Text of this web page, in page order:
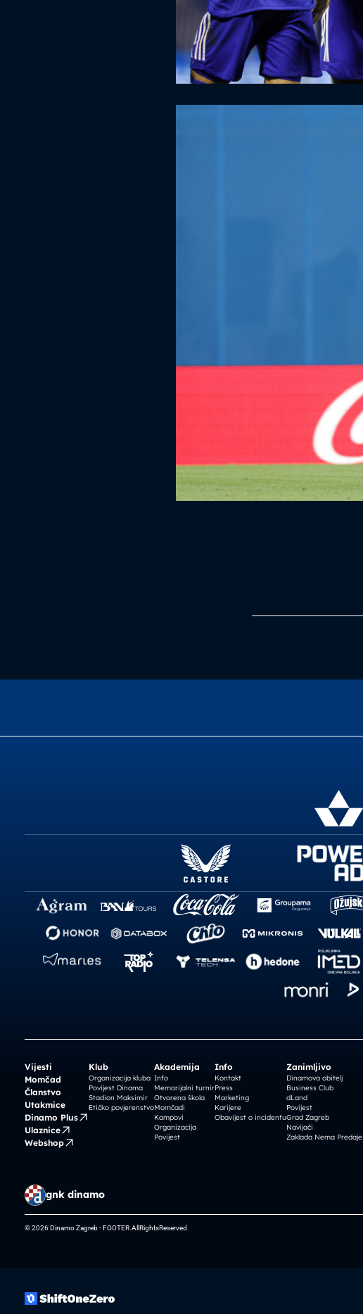
Vijesti
Momčad
Članstvo
Utakmice
Dinamo Plus
Ulaznice
Webshop
Klub
Organizacija kluba
Povijest Dinama
Stadion Maksimir
Etičko povjerenstvo
Akademija
Info
Memorijalni turnir
Otvorena škola
Momčadi
Kampovi
Organizacija
Povijest
Info
Kontakt
Press
Marketing
Karijere
Obavijest o incidentu
Zanimljivo
Dinamova obitelj
Business Club
dLand
Povijest
Grad Zagreb
Navijači
Zaklada Nema Predaje
gnk dinamo
© 2026 Dinamo Zagreb - FOOTER.AllRightsReserved